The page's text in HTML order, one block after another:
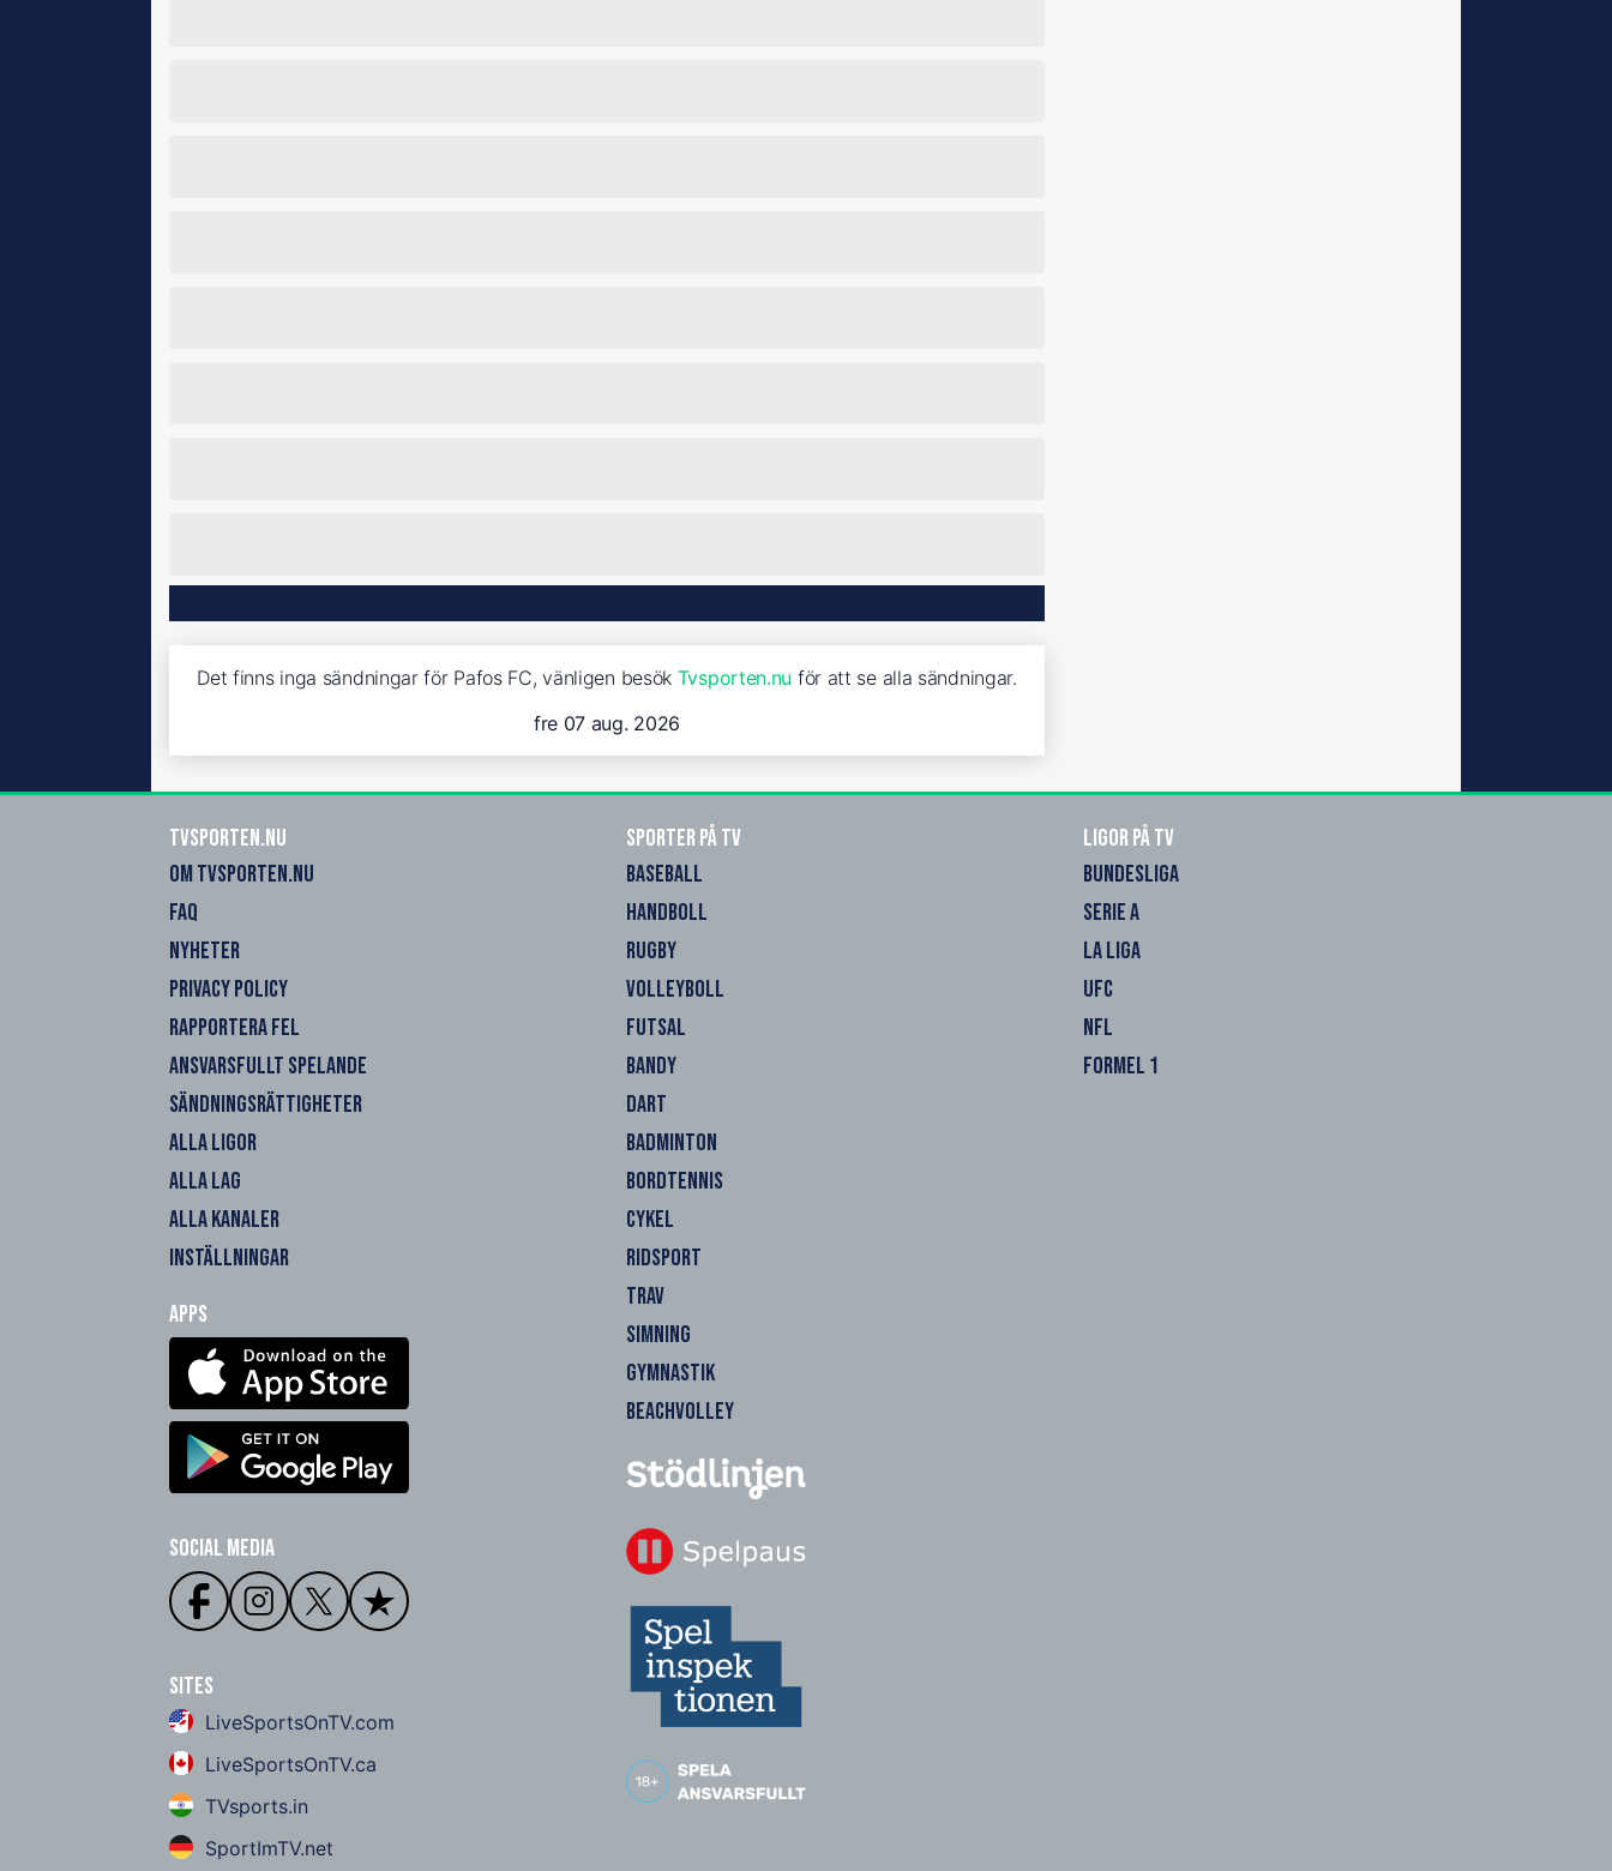
Det finns inga sändningar för Pafos FC, vänligen besök Tvsporten.nu för att se alla sändningar.
fre 07 aug. 2026
Tvsporten.nu
OM TVSPORTEN.NU
FAQ
NYHETER
PRIVACY POLICY
RAPPORTERA FEL
ANSVARSFULLT SPELANDE
SÄNDNINGSRÄTTIGHETER
ALLA LIGOR
ALLA LAG
ALLA KANALER
INSTÄLLNINGAR
Apps
Social Media
Sites
LiveSportsOnTV.com
LiveSportsOnTV.ca
TVsports.in
SportImTV.net
Sporter på TV
BASEBALL
HANDBOLL
RUGBY
VOLLEYBOLL
FUTSAL
BANDY
DART
BADMINTON
BORDTENNIS
CYKEL
RIDSPORT
TRAV
SIMNING
GYMNASTIK
BEACHVOLLEY
Ligor på TV
BUNDESLIGA
SERIE A
LA LIGA
UFC
NFL
FORMEL 1